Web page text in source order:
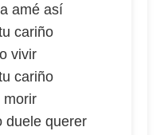
amé así
cariño
vivir
cariño
morir
duele querer